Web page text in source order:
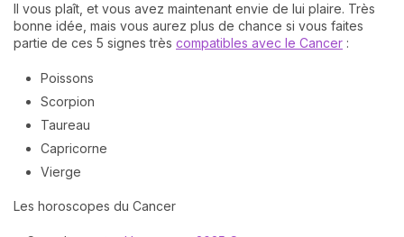
Il vous plaît, et vous avez maintenant envie de lui plaire. Très
bonne idée, mais vous aurez plus de chance si vous faites
partie de ces 5 signes très compatibles avec le Cancer :
Poissons
Scorpion
Taureau
Capricorne
Vierge
Les horoscopes du Cancer